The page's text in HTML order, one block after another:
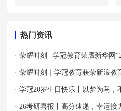
热门资讯
· 荣耀时刻 | 学冠教育荣膺新华网
优秀案例”殊荣！
· 荣耀时刻｜学冠教育获荣新浪教
牌！
· 学冠20岁生日快乐丨以梦为马，
· 26考研喜报丨高分速递，幸运接